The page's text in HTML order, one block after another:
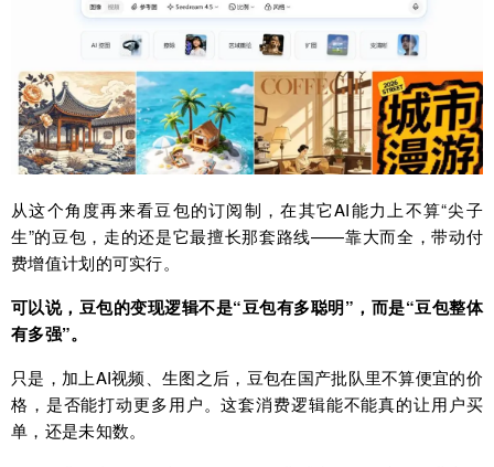
从这个角度再来看豆包的订阅制，在其它AI能力上不算“尖子
生”的豆包，走的还是它最擅长那套路线——靠大而全，带动付
费增值计划的可实行。
可以说，豆包的变现逻辑不是“豆包有多聪明”，而是“豆包整体
有多强”。
只是，加上AI视频、生图之后，豆包在国产批队里不算便宜的价
格，是否能打动更多用户。这套消费逻辑能不能真的让用户买
单，还是未知数。